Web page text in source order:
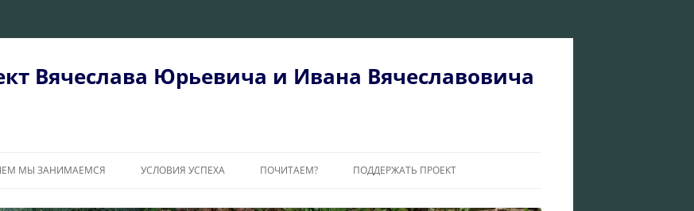
Вячеслава Юрьевича и Ивана Вячеславовича
МЫ ЗАНИМАЕМСЯ УСЛОВИЯ УСПЕХА ПОЧИТАЕМ? ПОДДЕРЖАТЬ ПРОЕКТ